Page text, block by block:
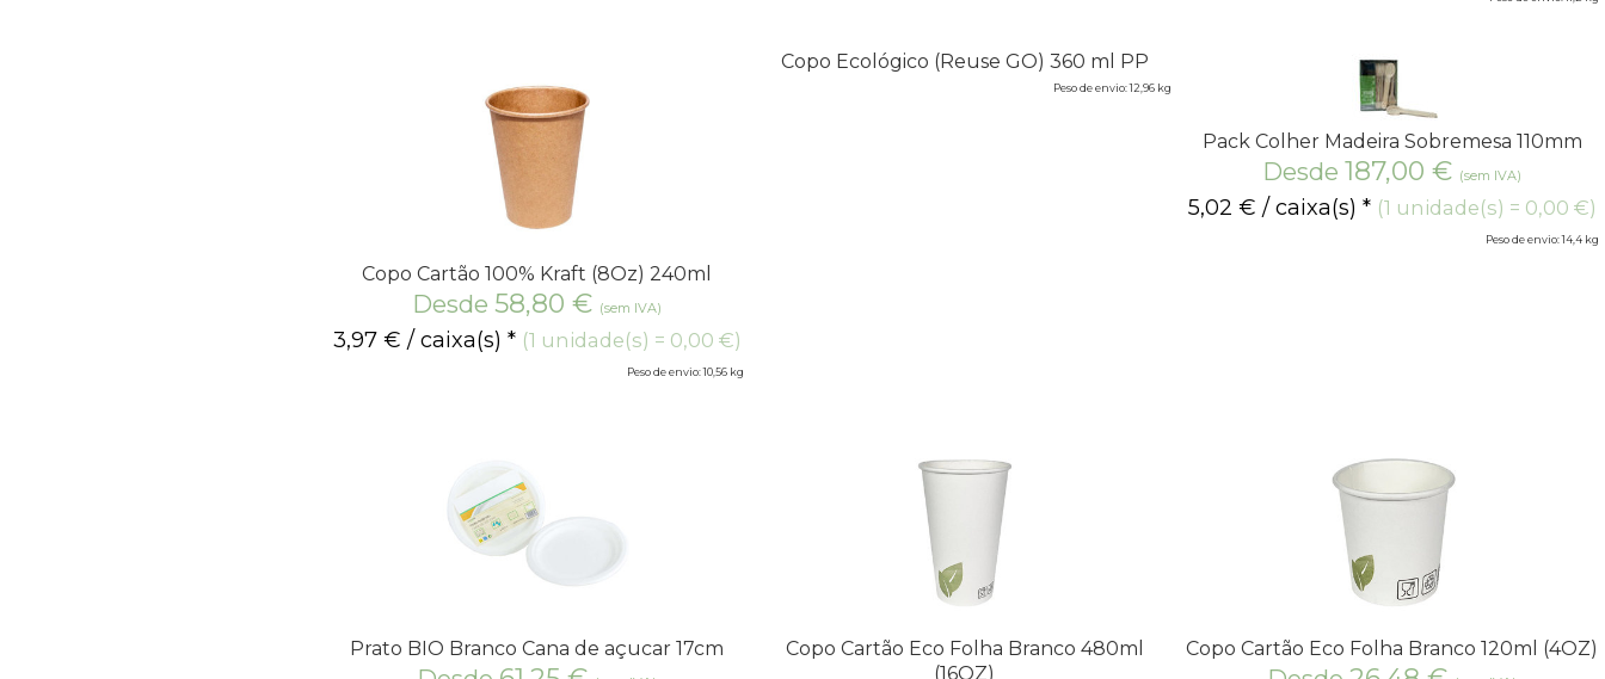
Copo Cartão 100% Kraft (8Oz) 240ml
Desde 58,80 € (sem IVA)
3,97 € / caixa(s) * (1 unidade(s) = 0,00 €)
Peso de envio: 10,56 kg
Copo Ecológico (Reuse GO) 360 ml PP
Peso de envio: 12,96 kg
Pack Colher Madeira Sobremesa 110mm
Desde 187,00 € (sem IVA)
5,02 € / caixa(s) * (1 unidade(s) = 0,00 €)
Peso de envio: 14,4 kg
Prato BIO Branco Cana de açucar 17cm
Copo Cartão Eco Folha Branco 480ml
(16OZ)
Copo Cartão Eco Folha Branco 120ml (4OZ)